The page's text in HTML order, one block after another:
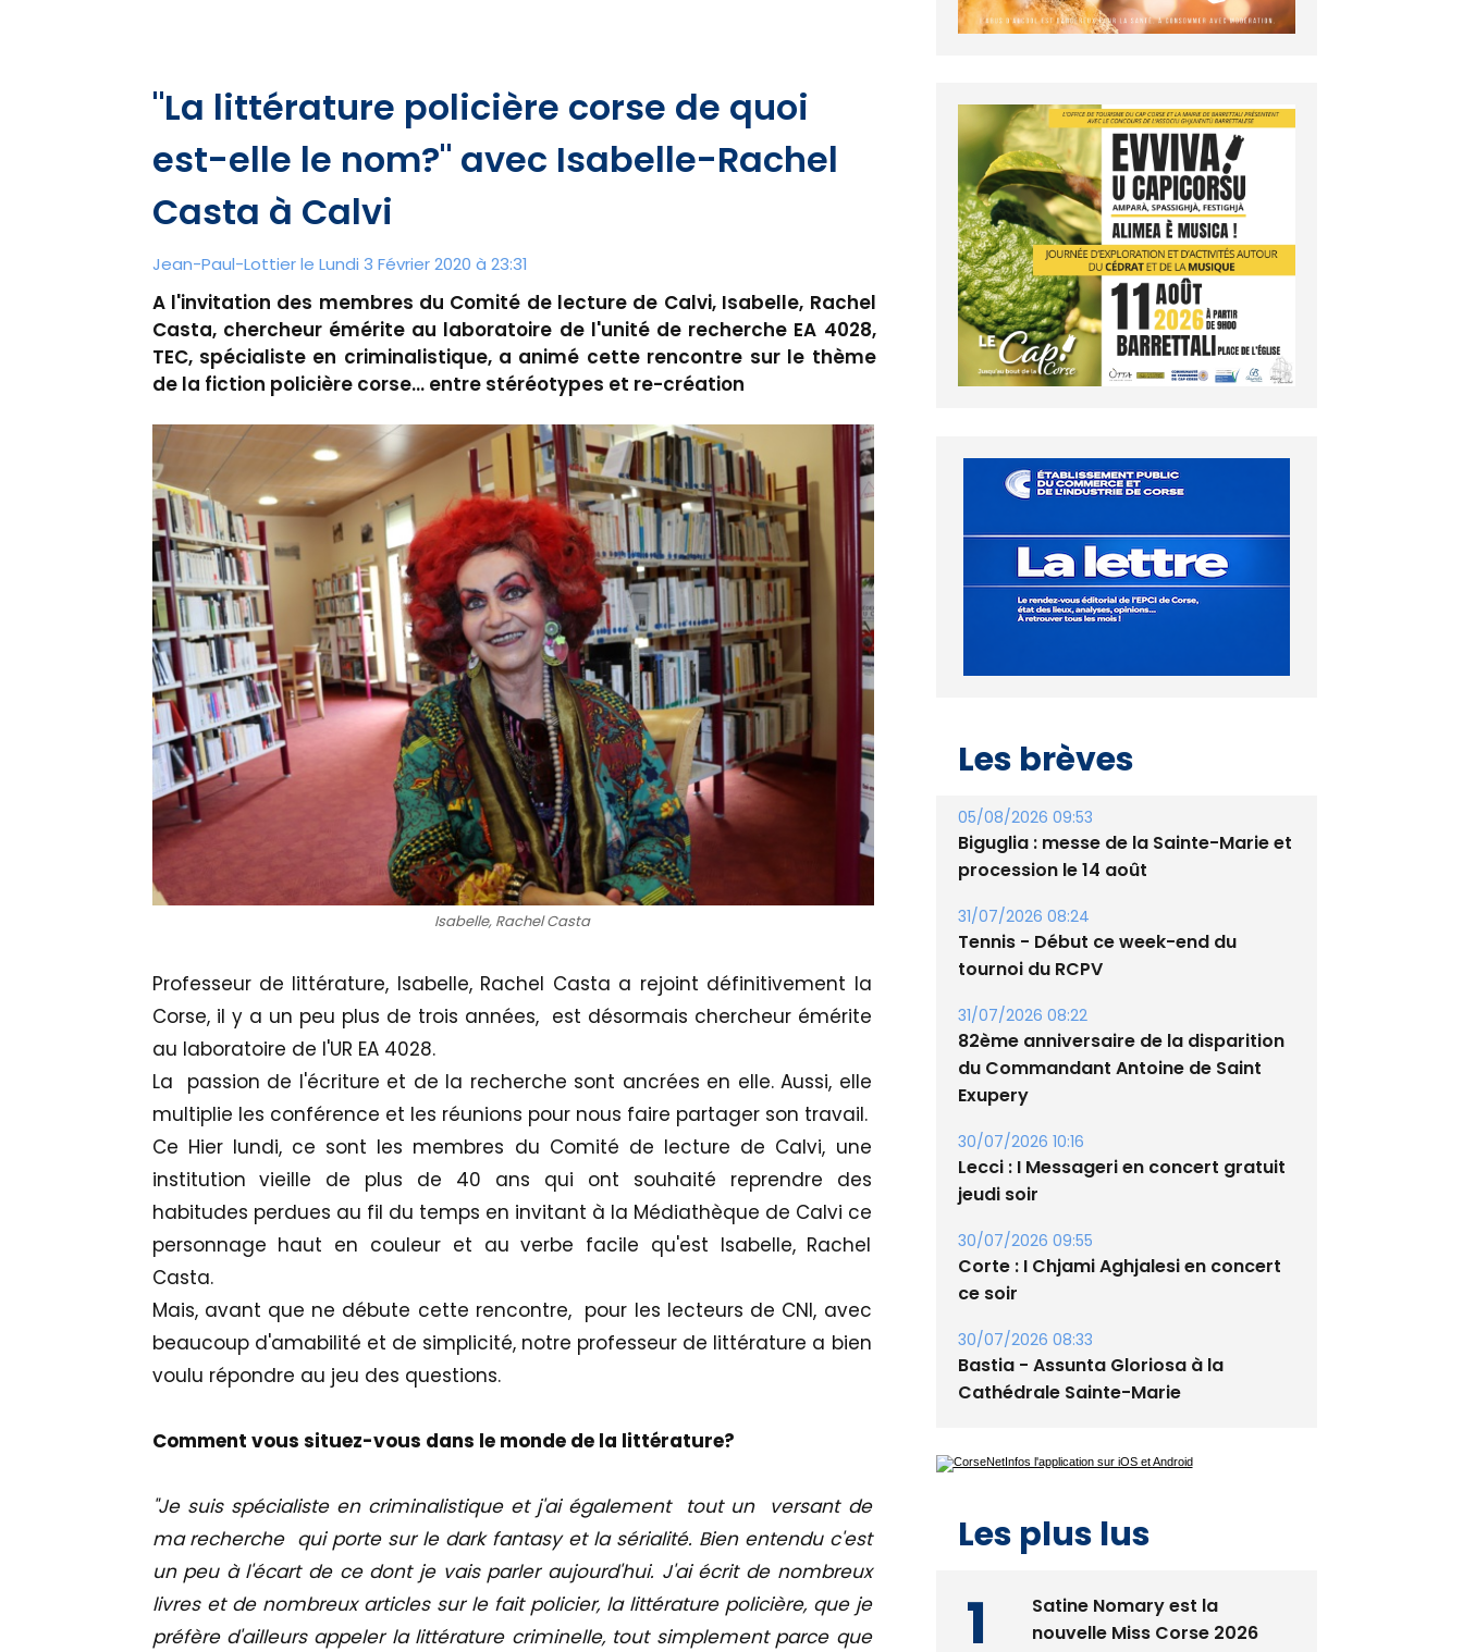
"La littérature policière corse de quoi
est-elle le nom?" avec Isabelle-Rachel
Casta à Calvi
Jean-Paul-Lottier le Lundi 3 Février 2020 à 23:31
A l'invitation des membres du Comité de lecture de Calvi, Isabelle, Rachel
Casta, chercheur émérite au laboratoire de l'unité de recherche EA 4028,
TEC, spécialiste en criminalistique, a animé cette rencontre sur le thème
de la fiction policière corse... entre stéréotypes et re-création
Isabelle, Rachel Casta
Professeur de littérature, Isabelle, Rachel Casta a rejoint définitivement la
Corse, il y a un peu plus de trois années, est désormais chercheur émérite
au laboratoire de l'UR EA 4028.
La passion de l'écriture et de la recherche sont ancrées en elle. Aussi, elle
multiplie les conférence et les réunions pour nous faire partager son travail.
Ce Hier lundi, ce sont les membres du Comité de lecture de Calvi, une
institution vieille de plus de 40 ans qui ont souhaité reprendre des
habitudes perdues au fil du temps en invitant à la Médiathèque de Calvi ce
personnage haut en couleur et au verbe facile qu'est Isabelle, Rachel
Casta.
Mais, avant que ne débute cette rencontre, pour les lecteurs de CNI, avec
beaucoup d'amabilité et de simplicité, notre professeur de littérature a bien
voulu répondre au jeu des questions.
Comment vous situez-vous dans le monde de la littérature?
"Je suis spécialiste en criminalistique et j'ai également tout un versant de
ma recherche qui porte sur le dark fantasy et la sérialité. Bien entendu c'est
un peu à l'écart de ce dont je vais parler aujourd'hui. J'ai écrit de nombreux
livres et de nombreux articles sur le fait policier, la littérature policière, que je
préfère d'ailleurs appeler la littérature criminelle, tout simplement parce que
Les brèves
05/08/2026 09:53
Biguglia : messe de la Sainte-Marie et
procession le 14 août
31/07/2026 08:24
Tennis - Début ce week-end du
tournoi du RCPV
31/07/2026 08:22
82ème anniversaire de la disparition
du Commandant Antoine de Saint
Exupery
30/07/2026 10:16
Lecci : I Messageri en concert gratuit
jeudi soir
30/07/2026 09:55
Corte : I Chjami Aghjalesi en concert
ce soir
30/07/2026 08:33
Bastia - Assunta Gloriosa à la
Cathédrale Sainte-Marie
Les plus lus
Satine Nomary est la
nouvelle Miss Corse 2026